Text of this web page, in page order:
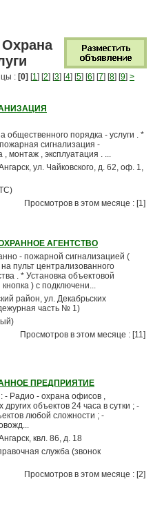
Охрана
: [0] [1] [2] [3] [4] [5] [6] [7] [8] [9] >
общественного порядка - услуги . *
сигнализация -
, монтаж , эксплуатация . ...
ул. Чайковского, д. 62, оф. 1,
Просмотров в этом месяце : [1]
АГЕНТСТВО
- пожарной сигнализацией (
пульт централизованного
. * Установка объектовой
) с подключени...
район, ул. Декабрьских
часть № 1)
Просмотров в этом месяце : [11]
ПРЕДПРИЯТИЕ
- Радио - охрана офисов ,
объектов 24 часа в сутки ; -
любой сложности ; -
квл. 86, д. 18
служба (звонок
Просмотров в этом месяце : [2]